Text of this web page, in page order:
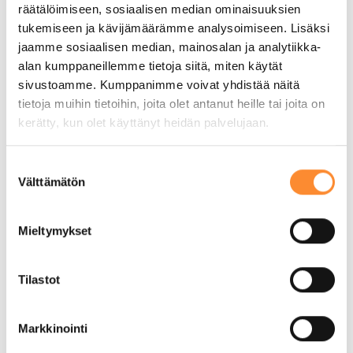
räätälöimiseen, sosiaalisen median ominaisuuksien
tukemiseen ja kävijämäärämme analysoimiseen. Lisäksi
jaamme sosiaalisen median, mainosalan ja analytiikka-
alan kumppaneillemme tietoja siitä, miten käytät
sivustoamme. Kumppanimme voivat yhdistää näitä
tietoja muihin tietoihin, joita olet antanut heille tai joita on
kerätty, kun olet käyttänyt heidän palvelujaan.
Välttämätön
Mieltymykset
Tilastot
Markkinointi
APPI-hanke puolivälissä – Mitä
osaamismerkkien pilotointi on
opettanut tähän mennessä?